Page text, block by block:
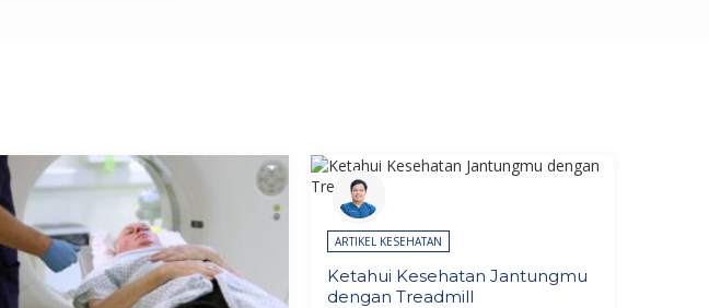
ARTIKEL KESEHATAN
Ketahui Kesehatan Jantungmu
dengan Treadmill